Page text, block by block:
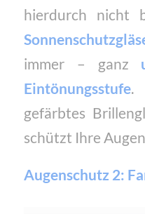
hierdurch nicht
immer – ganz
Eintönungsstufe.
gefärbtes
schützt Ihre
Augenschutz 2: